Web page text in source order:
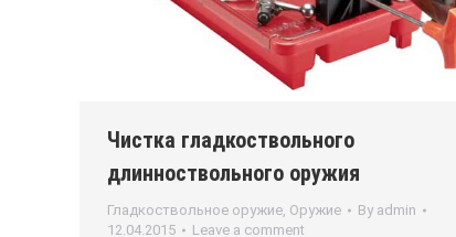
Чистка гладкоствольного
длинноствольного оружия
Гладкоствольное оружие Оружие By admin
12.04.2015
Leave a comment